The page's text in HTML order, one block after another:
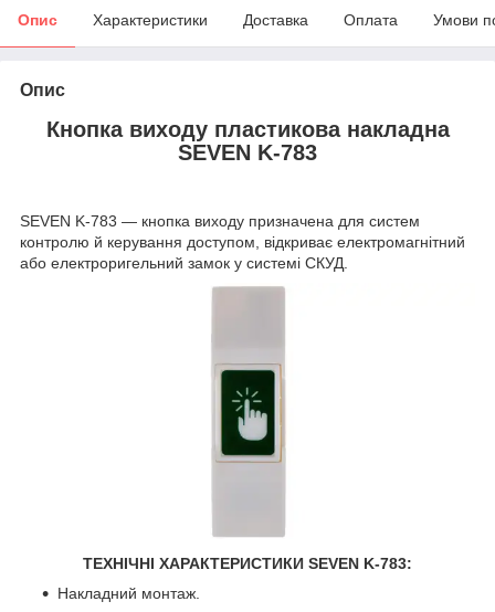
Опис Характеристики Доставка Оплата Умови
Опис
Кнопка виходу пластикова накладна
SEVEN K-783
SEVEN K-783 — кнопка виходу призначена для систем
контролю й керування доступом, відкриває електромагнітний
або електроригельний замок у системі СКУД.
ТЕХНІЧНІ ХАРАКТЕРИСТИКИ SEVEN K-783:
Накладний монтаж.